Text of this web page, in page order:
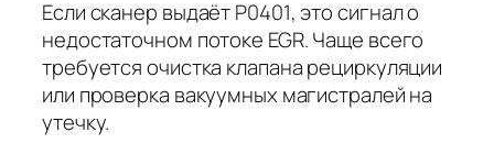
Если сканер выдаётP0401, это сигнал о
недостаточном потоке EGR. Чаще всего
требуется очистка клапана рециркуляции
или проверка вакуумных магистралей на
утечку.